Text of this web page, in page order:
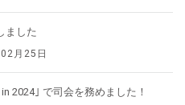
ました
月25日
2024｣ で司会を務めました！